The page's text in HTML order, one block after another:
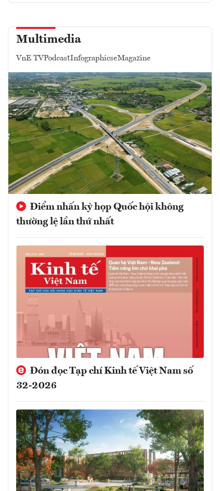
Multimedia
VnE TVPodcastInfographicseMagazine
Điểm nhấn kỳ họp Quốc hội không
thường lệ lần thứ nhất
Đón đọc Tạp chí Kinh tế Việt Nam số
32-2026